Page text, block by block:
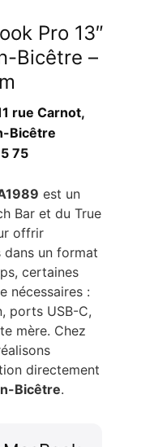
Pro 13″
Bicêtre –
rue Carnot,
Bicêtre
75
est un
Bar et du True
offrir
un format
certaines
nécessaires :
ports USB-C,
mère. Chez
directement
Bicêtre.